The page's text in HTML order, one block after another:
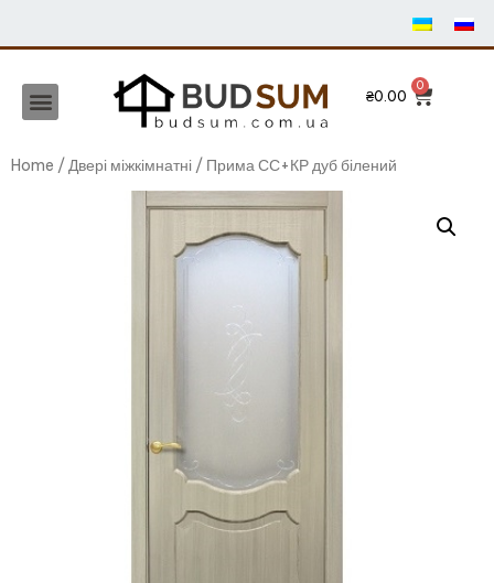
₴0.00
Home / Двері міжкімнатні / Прима СС+КР дуб білений